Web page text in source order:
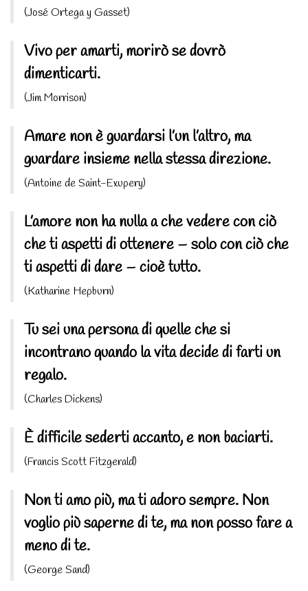
(José Ortega y Gasset)
Vivo per amarti, morirò se dovrò
dimenticarti.
(Jim Morrison)
Amare non è guardarsi l’un l’altro, ma
guardare insieme nella stessa direzione.
(Antoine de Saint-Exupery)
L’amore non ha nulla a che vedere con ciò
che ti aspetti di ottenere – solo con ciò che
ti aspetti di dare – cioè tutto.
(Katharine Hepburn)
Tu sei una persona di quelle che si
incontrano quando la vita decide di farti un
regalo.
(Charles Dickens)
È difficile sederti accanto, e non baciarti.
(Francis Scott Fitzgerald)
Non ti amo più, ma ti adoro sempre. Non
voglio più saperne di te, ma non posso fare a
meno di te.
(George Sand)